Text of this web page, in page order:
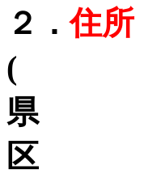
２．住所
(
区